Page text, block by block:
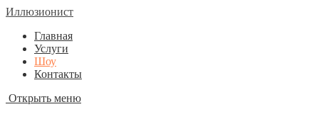
Иллюзионист
Главная
Услуги
Шоу
Контакты
Открыть меню